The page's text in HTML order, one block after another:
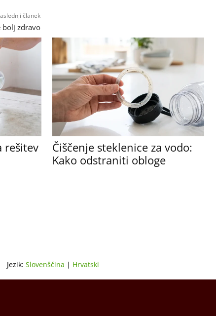
članek
bolj zdravo
rešitev
Čiščenje steklenice za vodo:
Kako odstraniti obloge
Jezik: Slovenščina | Hrvatski